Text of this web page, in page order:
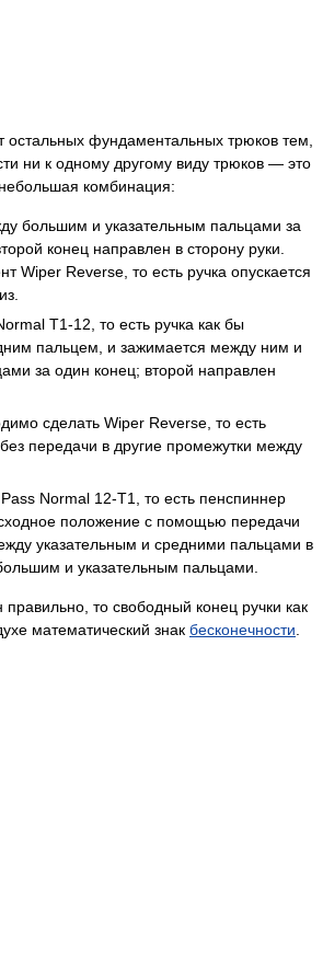
остальных фундаментальных трюков тем,
ни к одному другому виду трюков — это
комбинация:
большим и указательным пальцами за
конец направлен в сторону руки.
Wiper Reverse, то есть ручка опускается
Т1-12, то есть ручка как бы
пальцем, и зажимается между ним и
за один конец; второй направлен
сделать Wiper Reverse, то есть
без передачи в другие промежутки между
Normal 12-T1, то есть пенспиннер
положение с помощью передачи
указательным и средними пальцами в
и указательным пальцами.
то свободный конец ручки как
математический знак бесконечности